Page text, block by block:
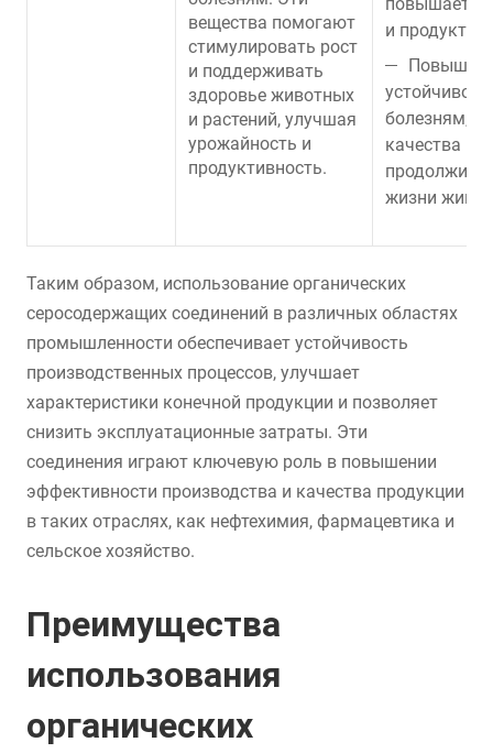
вещества помогают
стимулировать рост
и поддерживать
здоровье животных
и растений, улучшая
урожайность и
продуктивность.
и
болезням,
качества и
жизни
Таким образом, использование органических
серосодержащих соединений в различных областях
промышленности обеспечивает устойчивость
производственных процессов, улучшает
характеристики конечной продукции и позволяет
снизить эксплуатационные затраты. Эти
соединения играют ключевую роль в повышении
эффективности производства и качества продукции
в таких отраслях, как нефтехимия, фармацевтика и
сельское хозяйство.
Преимущества
использования
органических